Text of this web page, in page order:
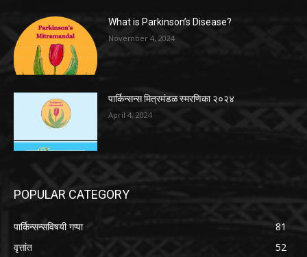
What is Parkinson’s Disease?
November 4, 2024
पार्किन्सन्स मित्रमंडळ स्मरणिका २०२४
April 4, 2024
POPULAR CATEGORY
पार्किन्सन्सविषयी गप्पा
81
वृत्तांत
52